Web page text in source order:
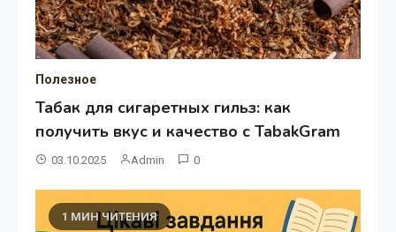
Полезное
Табак для сигаретных гильз: как
получить вкус и качество с TabakGram
03.10.2025 Admin 0
1 МИН ЧИТЕНИЯ